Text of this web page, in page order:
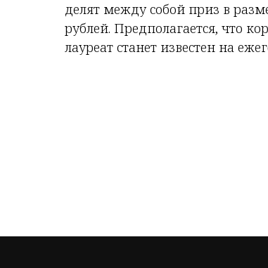
делят между собой приз в
рублей. Предполагается, что
лауреат станет известен на